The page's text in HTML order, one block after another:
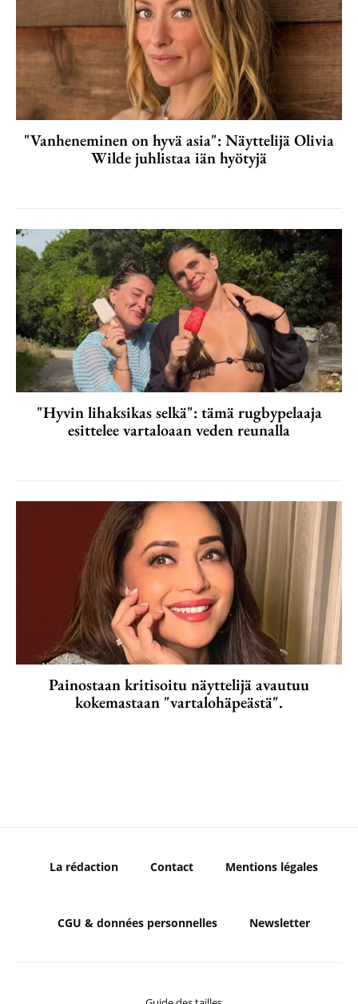
"Vanheneminen on hyvä asia": Näyttelijä Olivia
Wilde juhlistaa iän hyötyjä
"Hyvin lihaksikas selkä": tämä rugbypelaaja
esittelee vartaloaan veden reunalla
Painostaan kritisoitu näyttelijä avautuu
kokemastaan "vartalohäpeästä".
La rédaction Contact Mentions légales
CGU & données personnelles Newsletter